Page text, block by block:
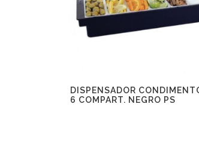
DISPENSADOR
6 COMPART. NEGRO PS